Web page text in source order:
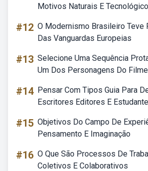
Motivos Naturais E
#12 O Modernismo Brasileiro Teve
Das Vanguardas Europeias
#13 Selecione Uma Sequência
Um Dos Personagens Do Filme
#14 Pensar Com Tipos Guia Para
Escritores Editores E
#15 Objetivos Do Campo De
Pensamento E Imaginação
#16 O Que São Processos De
Coletivos E Colaborativos